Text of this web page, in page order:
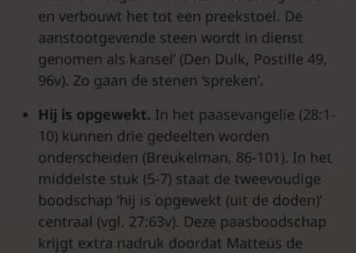
en verbouwt het tot een preekstoel. De
aanstootgevende steen wordt in dienst
genomen als kansel’ (Den Dulk, Postille 49,
96v). Zo gaan de stenen ‘spreken’.
Hij is opgewekt. In het paasevangelie (28:1-
10) kunnen drie gedeelten worden
onderscheiden (Breukelman, 86-101). In het
middelste stuk (5-7) staat de tweevoudige
boodschap ‘hij is opgewekt (uit de doden)’
centraal (vgl. 27:63v). Deze paasboodschap
krijgt extra nadruk doordat Matteüs de